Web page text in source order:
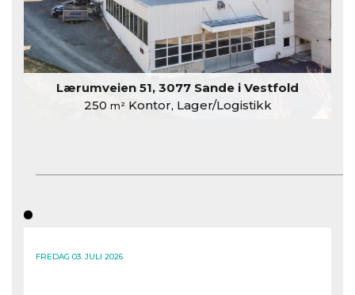
Lærumveien 51, 3077 Sande i Vestfold
250 m²Kontor, Lager/Logistikk
FREDAG 03. JULI 2026